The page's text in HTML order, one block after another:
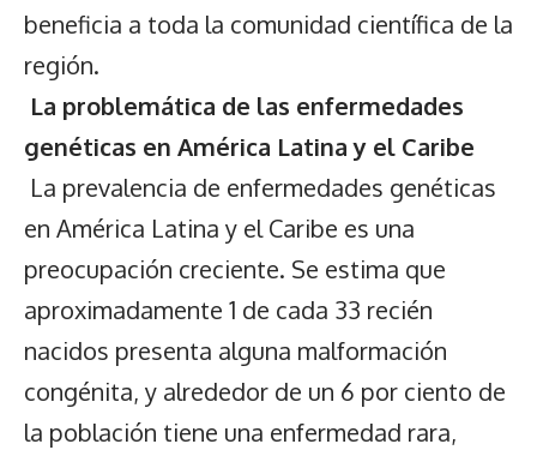
beneficia a toda la comunidad científica de la
región.
La problemática de las enfermedades
genéticas en América Latina y el Caribe
La prevalencia de enfermedades genéticas
en América Latina y el Caribe es una
preocupación creciente. Se estima que
aproximadamente 1 de cada 33 recién
nacidos presenta alguna malformación
congénita, y alrededor de un 6 por ciento de
la población tiene una enfermedad rara,